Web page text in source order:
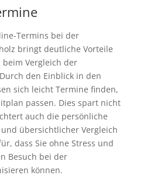
Termins bei der
bringt deutliche Vorteile
Vergleich der
den Einblick in den
sich leicht Termine finden,
passen. Dies spart nicht
auch die persönliche
übersichtlicher Vergleich
dass Sie ohne Stress und
Besuch bei der
können.